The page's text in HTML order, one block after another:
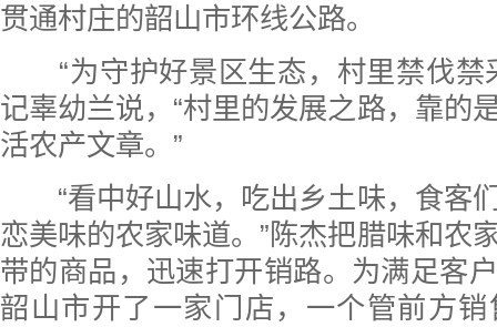
贯通村庄的韶山市环线公路。
“为守护好景区生态，村里禁伐禁
记辜幼兰说，“村里的发展之路，靠的
活农产文章。”
“看中好山水，吃出乡土味，食客
恋美味的农家味道。”陈杰把腊味和农
带的商品，迅速打开销路。为满足客
韶山市开了一家门店，一个管前方